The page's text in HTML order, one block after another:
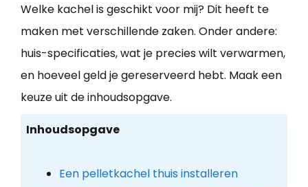
Welke kachel is geschikt voor mij? Dit heeft te
maken met verschillende zaken. Onder andere:
huis-specificaties, wat je precies wilt verwarmen,
en hoeveel geld je gereserveerd hebt. Maak een
keuze uit de inhoudsopgave.
Inhoudsopgave
Een pelletkachel thuis installeren